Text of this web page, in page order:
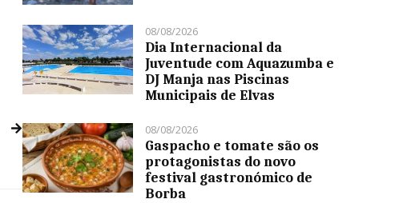
08/08/2026
Dia Internacional da
Juventude com Aquazumba e
DJ Manja nas Piscinas
Municipais de Elvas
08/08/2026
Gaspacho e tomate são os
protagonistas do novo
festival gastronómico de
Borba